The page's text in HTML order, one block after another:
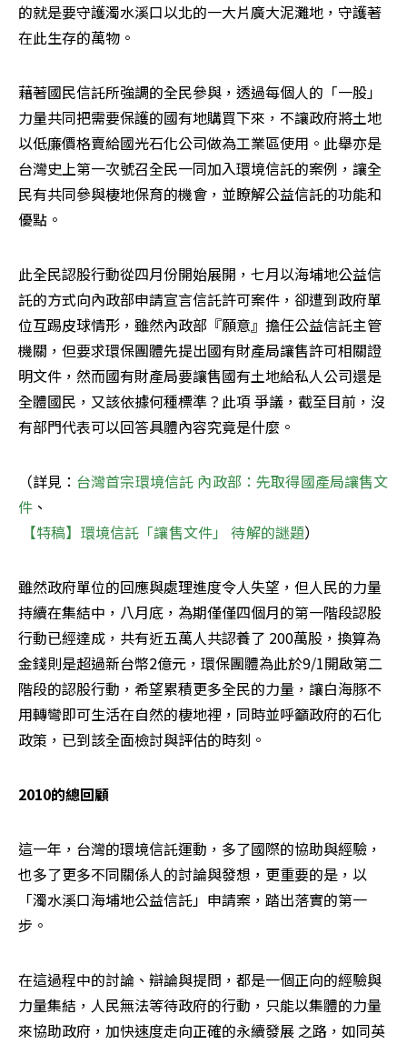
的就是要守護濁水溪口以北的一大片廣大泥灘地，守護著
在此生存的萬物。
藉著國民信託所強調的全民參與，透過每個人的「一股」
力量共同把需要保護的國有地購買下來，不讓政府將土地
以低廉價格賣給國光石化公司做為工業區使用。此舉亦是
台灣史上第一次號召全民一同加入環境信託的案例，讓全
民有共同參與棲地保育的機會，並瞭解公益信託的功能和
優點。
此全民認股行動從四月份開始展開，七月以海埔地公益信
託的方式向內政部申請宣言信託許可案件，卻遭到政府單
位互踢皮球情形，雖然內政部『願意』擔任公益信託主管
機關，但要求環保團體先提出國有財產局讓售許可相關證
明文件，然而國有財產局要讓售國有土地給私人公司還是
全體國民，又該依據何種標準？此項 爭議，截至目前，沒
有部門代表可以回答具體內容究竟是什麼。
（詳見： 台灣首宗環境信託 內政部：先取得國產局讓售文
件 、
【特稿】環境信託「讓售文件」 待解的謎題）
雖然政府單位的回應與處理進度令人失望，但人民的力量
持續在集結中，八月底，為期僅僅四個月的第一階段認股
行動已經達成，共有近五萬人共認養了 200萬股，換算為
金錢則是超過新台幣2億元，環保團體為此於9/1開啟第二
階段的認股行動，希望累積更多全民的力量，讓白海豚不
用轉彎即可生活在自然的棲地裡，同時並呼籲政府的石化
政策，已到該全面檢討與評估的時刻。
2010的總回顧
這一年，台灣的環境信託運動，多了國際的協助與經驗，
也多了更多不同關係人的討論與發想，更重要的是，以
「濁水溪口海埔地公益信託」申請案，踏出落實的第一
步。
在這過程中的討論、辯論與提問，都是一個正向的經驗與
力量集結，人民無法等待政府的行動，只能以集體的力量
來協助政府，加快速度走向正確的永續發展 之路，如同英